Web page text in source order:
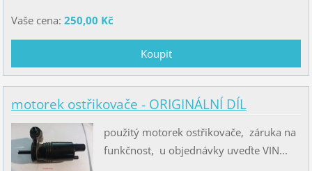
Vaše cena: 250,00 Kč
motorek ostřikovače - ORIGINÁLNÍ DÍL
použitý motorek ostřikovače, záruka na
funkčnost, u objednávky uveďte VIN...